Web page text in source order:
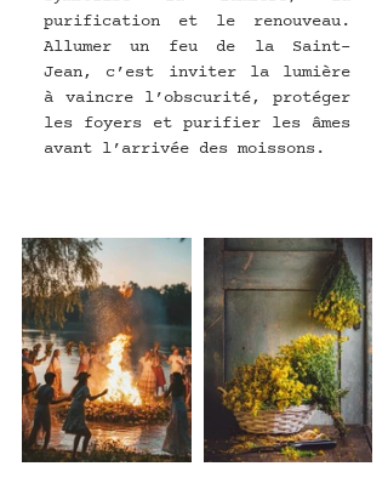
purification et le renouveau.
Allumer un feu de la Saint-
Jean, c’est inviter la lumière
à vaincre l’obscurité, protéger
les foyers et purifier les âmes
avant l’arrivée des moissons.